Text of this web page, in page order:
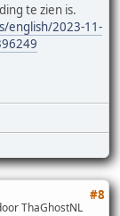
te zien is.
english/2023-11-
#8
ThaGhostNL